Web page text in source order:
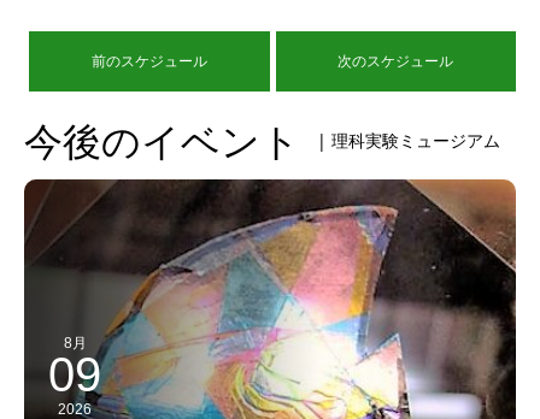
前のスケジュール 次のスケジュール
今後のイベント | 理科実験ミュージアム
8月
09
2026